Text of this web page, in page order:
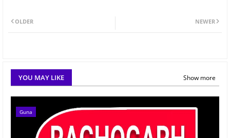
NEWER
OLDER
YOU MAY LIKE Show more
Guna